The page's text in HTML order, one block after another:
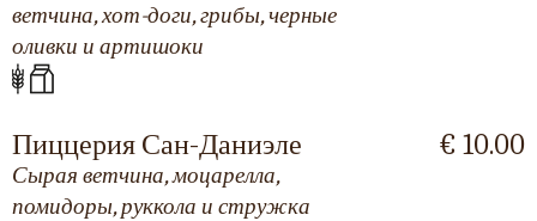
ветчина, хот-доги, грибы, черные
оливки и артишоки
Пиццерия Сан-Даниэле
Сырая ветчина, моцарелла,
помидоры, руккола и стружка
€ 10.00